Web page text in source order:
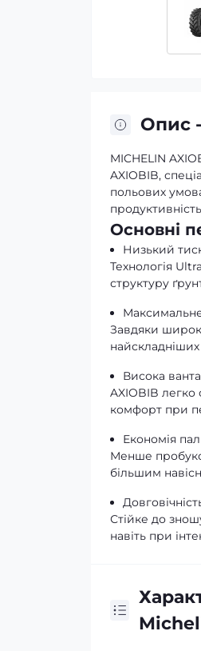
Опис
MICHELIN
AXIOBIB,
польових
Основні
Низький
Технологія
структуру
Завдяки
Висока
AXIOBIB легко
комфорт при
Економія
Менше
більшим
Стійке до
навіть при